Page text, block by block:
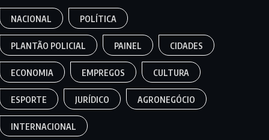
NACIONAL POLÍTICA
PLANTÃO POLICIAL PAINEL CIDADES
ECONOMIA EMPREGOS CULTURA
ESPORTE JURÍDICO AGRONEGÓCIO
INTERNACIONAL